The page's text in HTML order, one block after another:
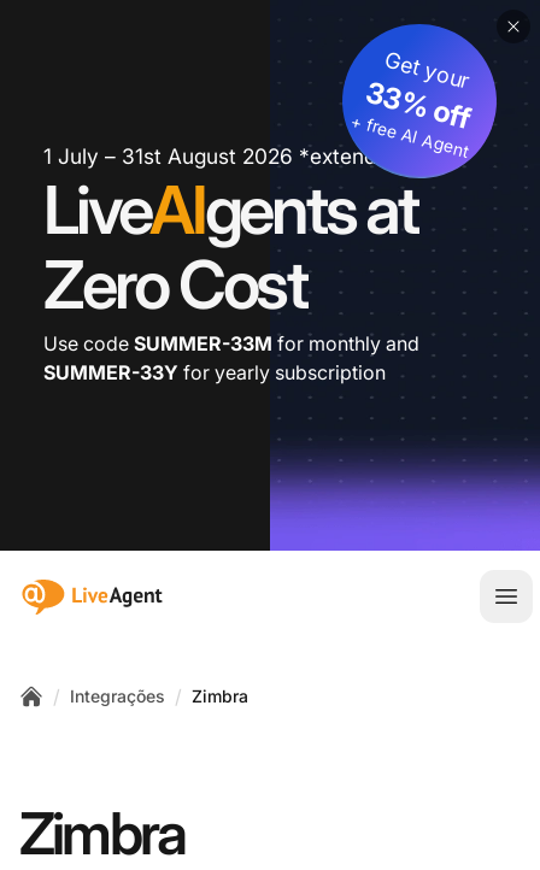
1 July – 31st August 2026 *extended
LiveAIgents at
Zero Cost
Get your
33% off
+ free AI Agent
Use code SUMMER-33M for monthly and
SUMMER-33Y for yearly subscription
:site.title
/ Integrações / Zimbra
Zimbra